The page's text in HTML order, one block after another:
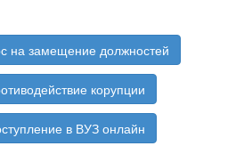
на замещение должностей
корупции
в ВУЗ онлайн